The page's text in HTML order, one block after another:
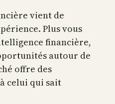
vient de
Plus vous
financière,
autour de
offre des
celui qui sait